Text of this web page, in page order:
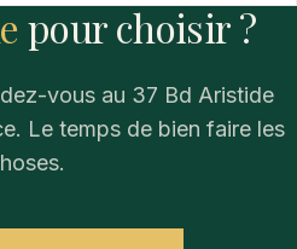
pour choisir ?
vous au 37 Bd Aristide
Le temps de bien faire les